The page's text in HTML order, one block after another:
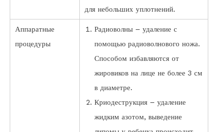
для небольших уплотнений.
Аппаратные
процедуры
Радиоволны – удаление с
помощью радиоволнового ножа.
Способом избавляются от
жировиков на лице не более 3 см
в диаметре.
Криодеструкция – удаление
жидким азотом, выведение